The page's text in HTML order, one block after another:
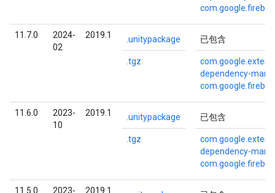
11.7.0
2024-
02
2019.1 .unitypackage
.tgz
已包含
dependency-
11.6.0
2023-
10
2019.1 .unitypackage
.tgz
已包含
dependency-
11.5.0 2023- 2019.1